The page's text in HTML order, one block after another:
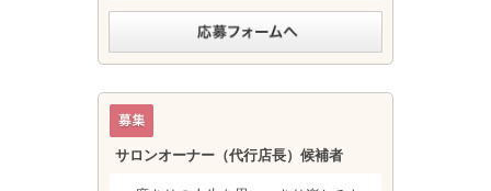
サロンオーナー（代行店長）候補者